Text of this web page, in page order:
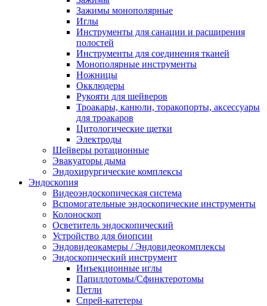
Зажимы монополярные
Иглы
Инструменты для санации и расширения
полостей
Инструменты для соединения тканей
Монополярные инструменты
Ножницы
Окклюдеры
Рукояти для шейверов
Троакары, канюли, торакопорты, аксессуары
для троакаров
Цитологические щетки
Электроды
Шейверы ротационные
Эвакуаторы дыма
Эндохирургические комплексы
Эндоскопия
Видеоэндоскопическая система
Вспомогательные эндоскопические инструменты
Колоноскоп
Осветитель эндоскопический
Устройство для биопсии
Эндовидеокамеры / Эндовидеокомплексы
Эндоскопический инструмент
Инъекционные иглы
Папиллотомы/Сфинктеротомы
Петли
Спрей-катетеры